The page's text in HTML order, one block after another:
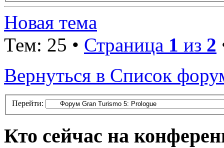
Новая тема
Тем: 25 • Страница 1 из 2
Вернуться в Список
Перейти:
Кто сейчас на